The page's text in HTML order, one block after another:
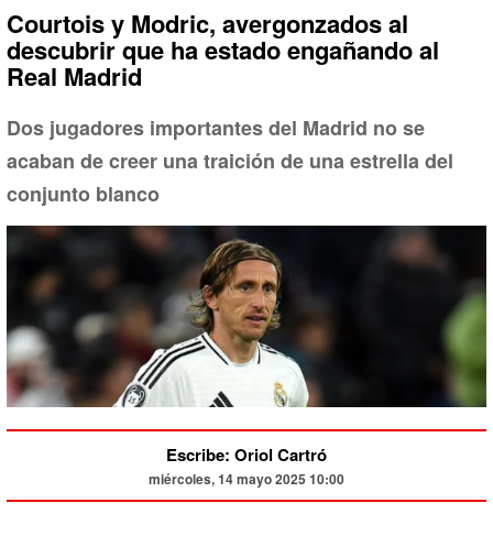
Courtois y Modric, avergonzados al
descubrir que ha estado engañando al
Real Madrid
Dos jugadores importantes del Madrid no se
acaban de creer una traición de una estrella del
conjunto blanco
Escribe: Oriol Cartró
miércoles, 14 mayo 2025 10:00